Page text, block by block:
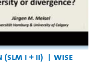
I + II)
WiSe